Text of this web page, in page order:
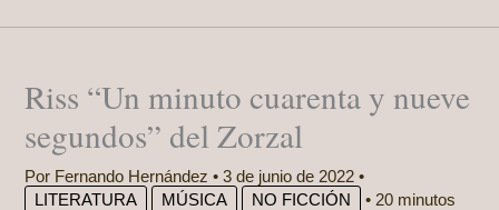
Riss “Un minuto cuarenta y nueve
segundos” del Zorzal
Por Fernando Hernández•3 de junio de 2022•
LITERATURA
MÚSICA NO FICCIÓN • 20 minutos